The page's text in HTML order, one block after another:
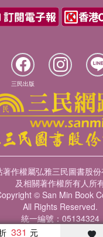
331
三民出版
著作權屬弘雅三民圖書股份
及相關著作權所有人所
© San Min Book
All Rights Reserved.
統一編號：05134324